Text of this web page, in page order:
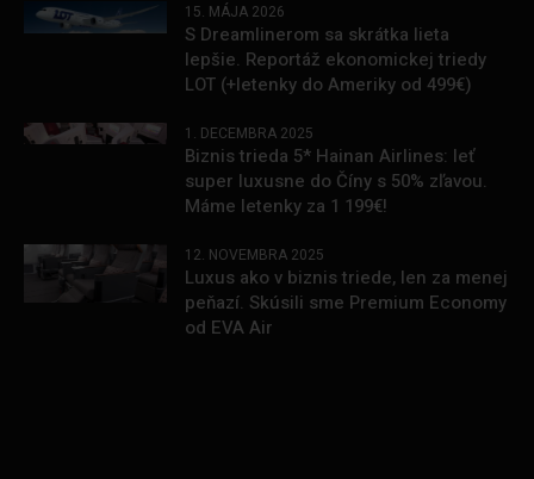
15. MÁJA 2026
S Dreamlinerom sa skrátka lieta
lepšie. Reportáž ekonomickej triedy
LOT (+letenky do Ameriky od 499€)
1. DECEMBRA 2025
Biznis trieda 5* Hainan Airlines: leť
super luxusne do Číny s 50% zľavou.
Máme letenky za 1 199€!
12. NOVEMBRA 2025
Luxus ako v biznis triede, len za menej
peňazí. Skúsili sme Premium Economy
od EVA Air